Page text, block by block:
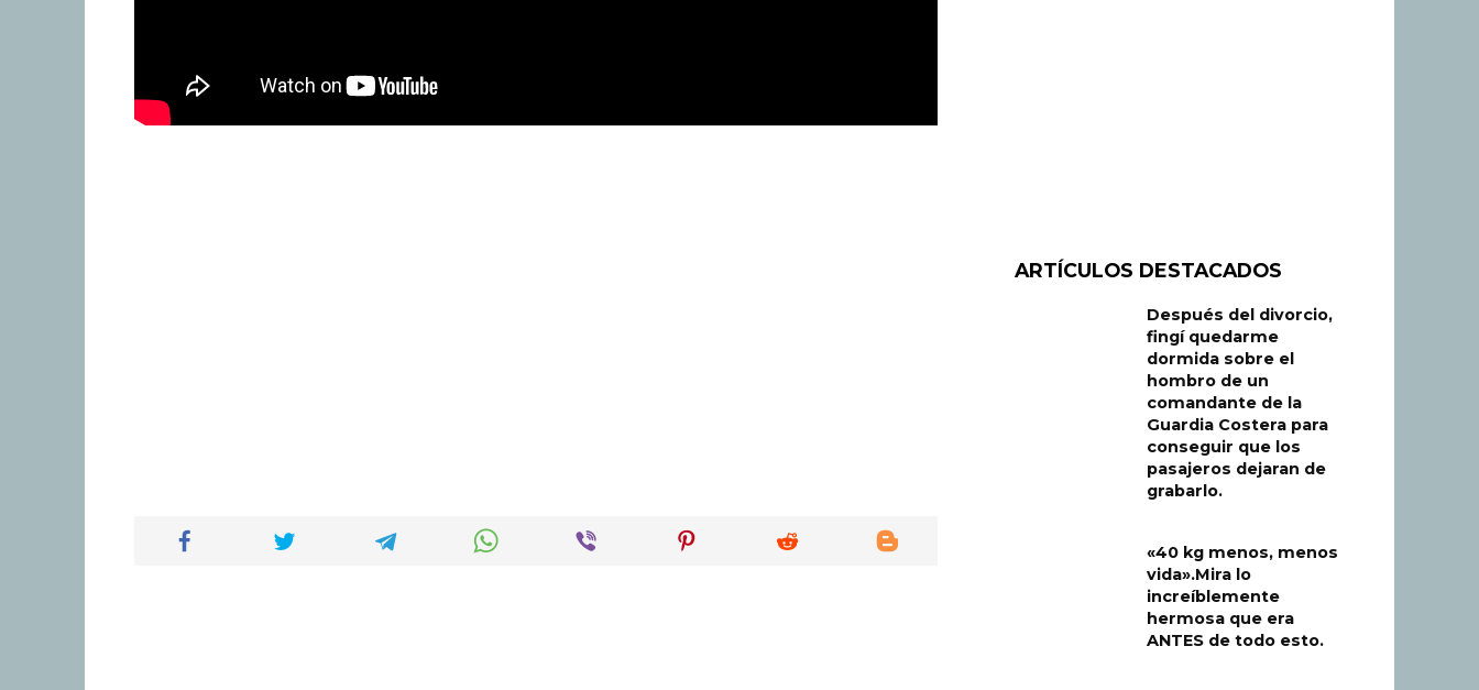
ARTÍCULOS DESTACADOS
Después del divorcio,
fingí quedarme
dormida sobre el
hombro de un
comandante de la
Guardia Costera para
conseguir que los
pasajeros dejaran de
grabarlo.
«40 kg menos, menos
vida».Mira lo
increíblemente
hermosa que era
ANTES de todo esto.